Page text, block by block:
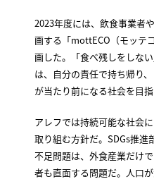
2023年度には、飲食事業者
画する「mottECO（モッテ
画した。「食べ残しをしな
は、自分の責任で持ち帰り
が当たり前になる社会を目指
アレフでは持続可能な社会
取り組む方針だ。SDGs推
不足問題は、外食産業だけ
者も直面する問題だ。人口